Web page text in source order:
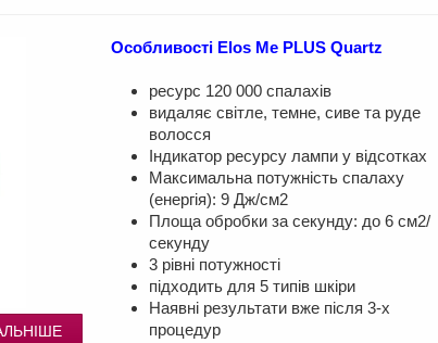
Особливості Elos Me PLUS Quartz
ресурс 120 000 спалахів
видаляє світле, темне, сиве та руде
волосся
Індикатор ресурсу лампи у відсотках
Максимальна потужність спалаху
(енергія): 9 Дж/см2
Площа обробки за секунду: до 6 см2/
секунду
3 рівні потужності
підходить для 5 типів шкіри
Наявні результати вже після 3-х
процедур